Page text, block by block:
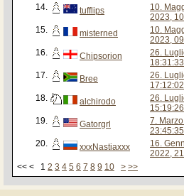
14.
tufflips
10.
2023,
15.
misterned
10.
2023,
16.
Chipsorion
26.
18:31:33
17.
Bree
26.
17:12:02
18.
alchirodo
26.
15:19:26
19.
Gatorgrl
7.
23:45:35
20.
xxxNastiaxxx
16.
2022,
<< < 1 2 3 4 5 6 7 8 9 10 > >>